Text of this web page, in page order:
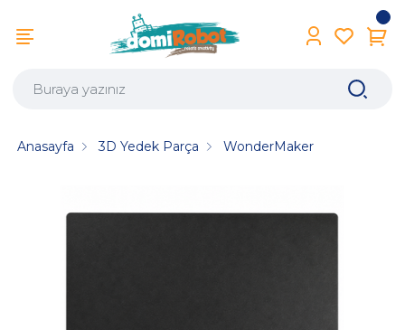
Anasayfa 3D Yedek Parça WonderMaker